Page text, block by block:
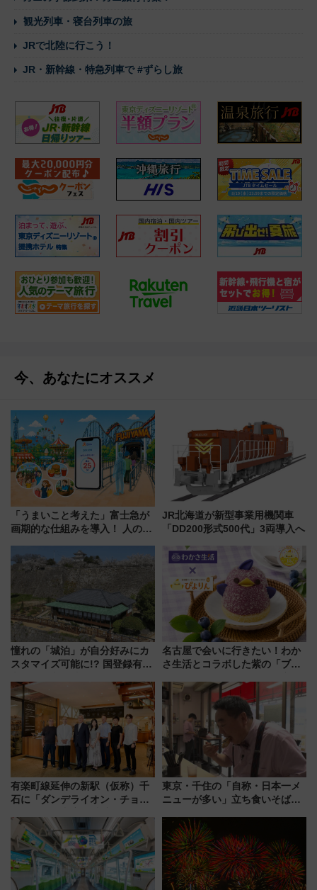
観光列車・寝台列車の旅
JRで北陸に行こう！
JR・新幹線・特急列車で #ずらし旅
今、あなたにオススメ
「うまいこと考えた」富士急が
画期的な仕組みを導入！ 人のか
ん」始動
JR北海道が新型事業用機関車
「DD200形式500代」3両導入へ
憧れの「城泊」が自分好みにカ
スタマイズ可能に!? 国登録有形
にオーダーメイド型の宿泊プラ
ンが誕生！
名古屋で会いに行きたい！わか
さ生活とコラボした紫の「ブル
売
有楽町線延伸の新駅（仮称）千
石に「ダンデライオン・チョコ
1億円出資で挑む新時代のまちづ
くりとは？
東京・千住の「自称・日本一メ
ニューが多い」立ち食いそば屋
地のふらっと立ち食いそば』
7/27夜10時～放送